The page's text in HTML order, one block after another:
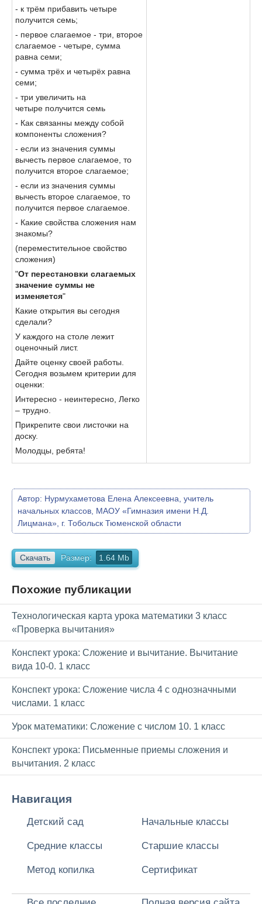
- к трём прибавить четыре
получится семь;
- первое слагаемое - три, второе
слагаемое - четыре, сумма
равна семи;
- сумма трёх и четырёх равна
семи;
- три увеличить на
четыре получится семь
- Как связанны между собой
компоненты сложения?
- если из значения суммы
вычесть первое слагаемое, то
получится второе слагаемое;
- если из значения суммы
вычесть второе слагаемое, то
получится первое слагаемое.
- Какие свойства сложения нам
знакомы?
(переместительное свойство
сложения)
"От перестановки слагаемых
значение суммы не
изменяется"
Какие открытия вы сегодня
сделали?
У каждого на столе лежит
оценочный лист.
Дайте оценку своей работы.
Сегодня возьмем критерии для
оценки:
Интересно - неинтересно, Легко
– трудно.
Прикрепите свои листочки на
доску.
Молодцы, ребята!
Автор: Нурмухаметова Елена Алексеевна, учитель
начальных классов, МАОУ «Гимназия имени Н.Д.
Лицмана», г. Тобольск Тюменской области
Скачать Размер: 1.64 Mb
Похожие публикации
Технологическая карта урока математики 3 класс
«Проверка вычитания»
Конспект урока: Сложение и вычитание. Вычитание
вида 10-0. 1 класс
Конспект урока: Сложение числа 4 с однозначными
числами. 1 класс
Урок математики: Сложение с числом 10. 1 класс
Конспект урока: Письменные приемы сложения и
вычитания. 2 класс
Навигация
Детский сад Начальные классы
Средние классы Старшие классы
Метод копилка Сертификат